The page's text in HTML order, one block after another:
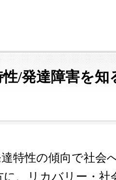
/発達障害を知
特性の傾向で社会
、リカバリー・社